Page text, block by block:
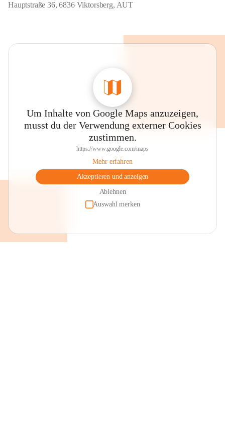
Hauptstraße 36, 6836 Viktorsberg, AUT
Um Inhalte von Google Maps anzuzeigen,
musst du der Verwendung externer Cookies
zustimmen.
https://www.google.com/maps
Mehr erfahren
Akzeptieren und anzeigen
Ablehnen
Auswahl merken